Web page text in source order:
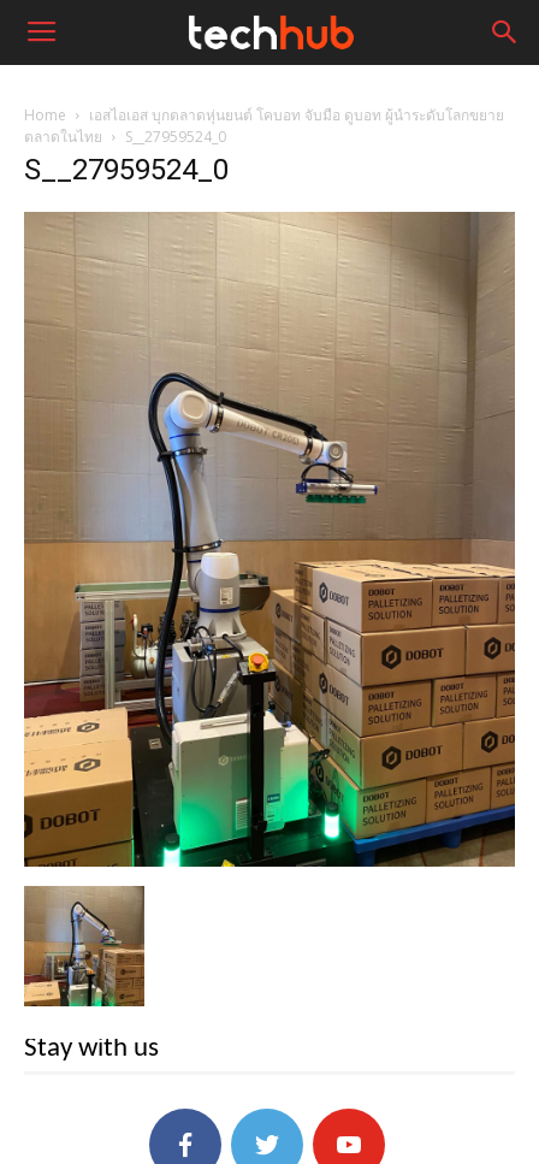
Home
เอสไอเอส บุกตลาดหุ่นยนต์ โคบอท จับมือ ดูบอท ผู้นำระดับโลกขยาย
ตลาดในไทย
S__27959524_0
S__27959524_0
Stay with us